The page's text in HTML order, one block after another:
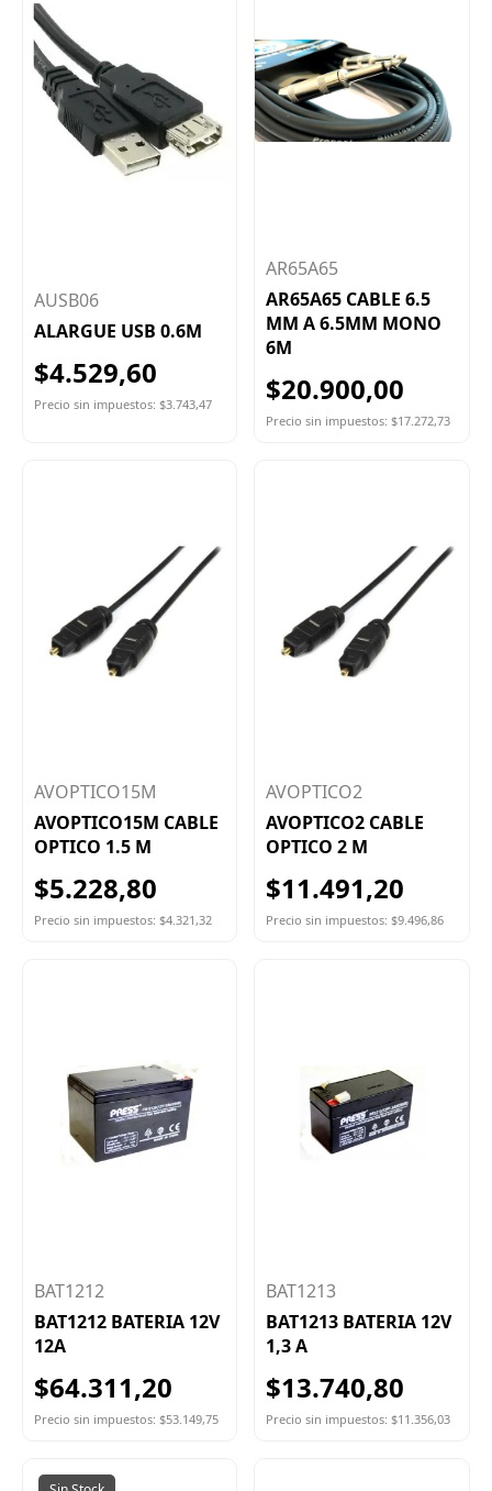
AUSB06
ALARGUE USB 0.6M
$4.529,60
Precio sin impuestos: $3.743,47
AR65A65
AR65A65 CABLE 6.5
MM A 6.5MM MONO
6M
$20.900,00
Precio sin impuestos: $17.272,73
AVOPTICO15M
AVOPTICO15M CABLE
OPTICO 1.5 M
$5.228,80
Precio sin impuestos: $4.321,32
AVOPTICO2
AVOPTICO2 CABLE
OPTICO 2 M
$11.491,20
Precio sin impuestos: $9.496,86
BAT1212
BAT1212 BATERIA 12V
12A
$64.311,20
Precio sin impuestos: $53.149,75
BAT1213
BAT1213 BATERIA 12V
1,3 A
$13.740,80
Precio sin impuestos: $11.356,03